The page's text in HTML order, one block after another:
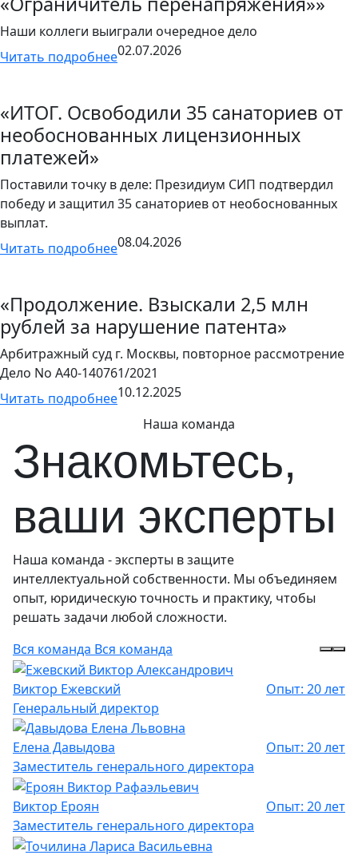
Наши коллеги выиграли очередное дело
Читать подробнее02.07.2026
«ИТОГ. Освободили 35 санаториев от
необоснованных лицензионных
платежей»
Поставили точку в деле: Президиум СИП подтвердил
победу и защитил 35 санаториев от необоснованных
выплат.
Читать подробнее08.04.2026
«Продолжение. Взыскали 2,5 млн
рублей за нарушение патента»
Арбитражный суд г. Москвы, повторное рассмотрение
Дело No А40-140761/2021
Читать подробнее10.12.2025
Наша команда
Знакомьтесь,
ваши эксперты
Наша команда - эксперты в защите
интеллектуальной собственности. Мы объединяем
опыт, юридическую точность и практику, чтобы
решать задачи любой сложности.
Вся команда Вся команда
Виктор Ежевский
Генеральный директор
Опыт: 20 лет
Елена Давыдова
Заместитель генерального директора
Опыт: 20 лет
Виктор Ероян
Заместитель генерального директора
Опыт: 20 лет